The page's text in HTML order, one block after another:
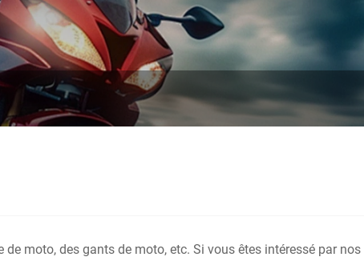
moto, des gants de moto, etc. Si vous êtes intéressé par nos